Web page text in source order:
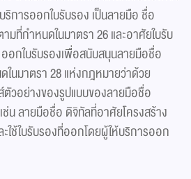
ริการออกใบรับรอง เป็นลายมือ ชื่อ
ที่กำหนดในมาตรา 26 และอาศัยใบรับ
อกใบรับรองเพื่อสนับสนุนลายมือชื่อ
นมาตรา 28 แห่งกฎหมายว่าด้วย
วอย่างของรูปแบบของลายมือชื่อ
ช่น ลายมือชื่อ ดิจิทัลที่อาศัยโครงสร้าง
ช้ใบรับรองที่ออกโดยผู้ให้บริการออก